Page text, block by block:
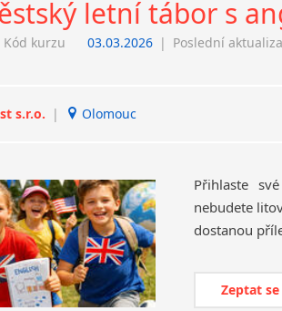
letní tábor s
Kód kurzu 03.03.2026 | Poslední
s.r.o. | Olomouc
Přihlaste
nebudete
Zeptat